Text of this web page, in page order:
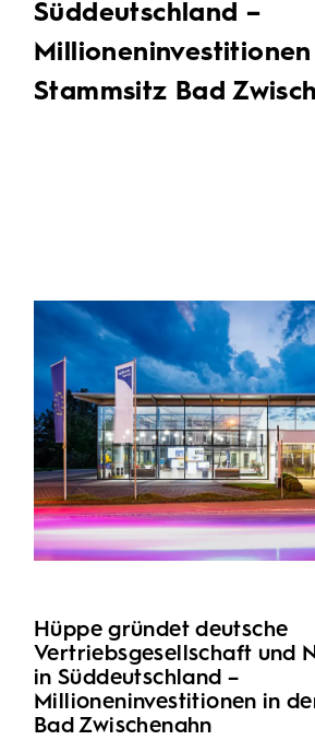
Süddeutschland –
Stammsitz Bad
Hüppe gründet deutsche
Vertriebsgesellschaft und
in Süddeutschland –
Millioneninvestitionen in
Bad Zwischenahn